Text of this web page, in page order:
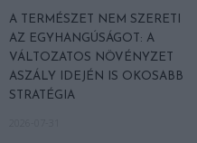
A TERMÉSZET NEM SZERETI
AZ EGYHANGÚSÁGOT: A
VÁLTOZATOS NÖVÉNYZET
ASZÁLY IDEJÉN IS OKOSABB
STRATÉGIA